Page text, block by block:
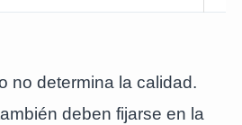
no determina la calidad.
deben fijarse en la